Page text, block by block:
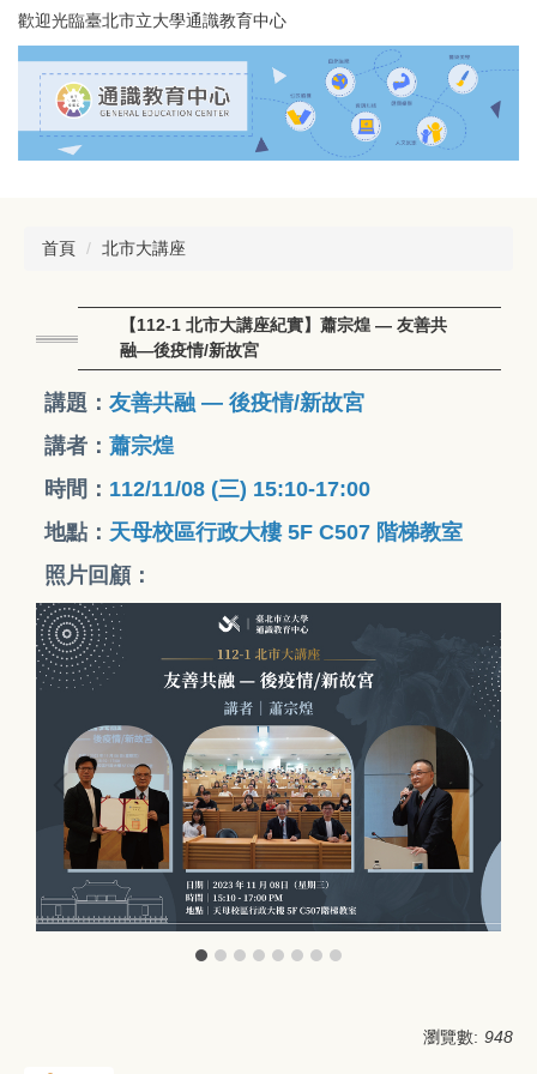
跳
到
主
歡迎光臨臺北市立大學通識教育中心
首頁 北市大講座
【112-1 北市大講座紀實】蕭宗煌 — 友善共
融—後疫情/新故宮
講題： 友善共融 — 後疫情/新故宮
講者： 蕭宗煌
時間： 112/11/08 (三) 15:10-17:00
地點： 天母校區行政大樓 5F C507 階梯教室
照片回顧：
瀏覽數: 948